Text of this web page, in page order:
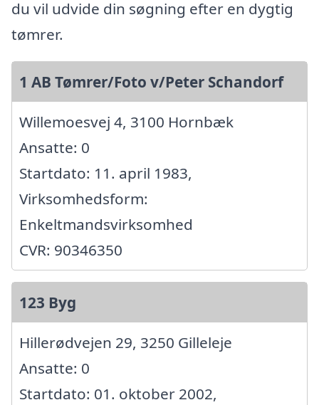
du vil udvide din søgning efter en dygtig
tømrer.
1 AB Tømrer/Foto v/Peter Schandorf
Willemoesvej 4, 3100 Hornbæk
Ansatte: 0
Startdato: 11. april 1983,
Virksomhedsform:
Enkeltmandsvirksomhed
CVR: 90346350
123 Byg
Hillerødvejen 29, 3250 Gilleleje
Ansatte: 0
Startdato: 01. oktober 2002,